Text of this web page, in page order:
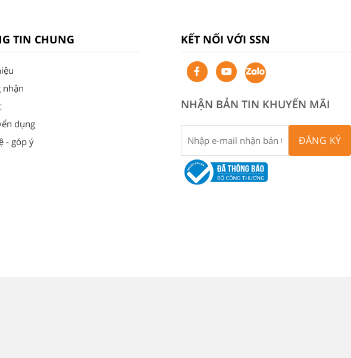
TIN CHUNG
nhận
dụng
- góp ý
KẾT NỐI VỚI SSN
NHẬN BẢN TIN KHUYẾN MÃI
ĐĂNG KÝ